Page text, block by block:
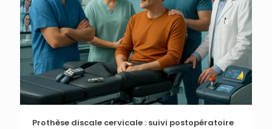
Prothèse discale cervicale : suivi postopératoire